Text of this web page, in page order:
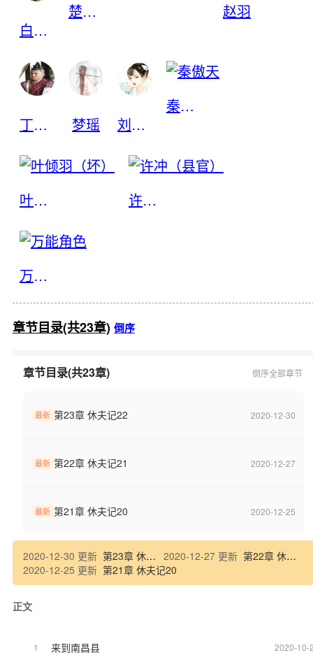
白珊珊
楚天佑（司马玉龙） 赵羽
丁五味 梦瑶 刘曼香（坏）
秦傲天
叶倾羽（坏） 许冲（县官）
万能角色
章节目录(共23章) 倒序
章节目录(共23章) 倒序全部章节
最新 第23章 休夫记22 2020-12-30
最新 第22章 休夫记21 2020-12-27
最新 第21章 休夫记20 2020-12-25
2020-12-30 更新 第23章 休夫记22 2020-12-27 更新 第22章 休夫记21
2020-12-25 更新 第21章 休夫记20
正文
1 来到南昌县 2020-10-